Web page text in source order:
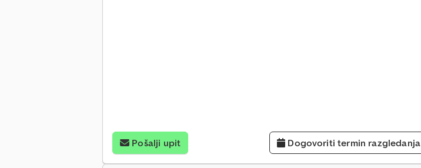
Pošalji upit Dogovoriti termin razgledanja